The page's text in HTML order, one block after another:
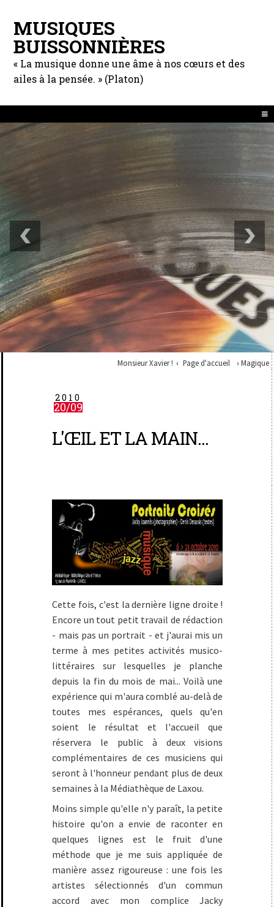
MUSIQUES
BUISSONNIÈRES
« La musique donne une âme à nos cœurs et des
ailes à la pensée. » (Platon)
Monsieur Xavier ! Page d'accueil Magique
2010
20/09
L'ŒIL ET LA MAIN...
Cette fois, c'est la dernière ligne droite !
Encore un tout petit travail de rédaction
- mais pas un portrait - et j'aurai mis un
terme à mes petites activités musico-
littéraires sur lesquelles je planche
depuis la fin du mois de mai... Voilà une
expérience qui m'aura comblé au-delà de
toutes mes espérances, quels qu'en
soient le résultat et l'accueil que
réservera le public à deux visions
complémentaires de ces musiciens qui
seront à l'honneur pendant plus de deux
semaines à la Médiathèque de Laxou.
Moins simple qu'elle n'y paraît, la petite
histoire qu'on a envie de raconter en
quelques lignes est le fruit d'une
méthode que je me suis appliquée de
manière assez rigoureuse : une fois les
artistes sélectionnés d'un commun
accord avec mon complice Jacky